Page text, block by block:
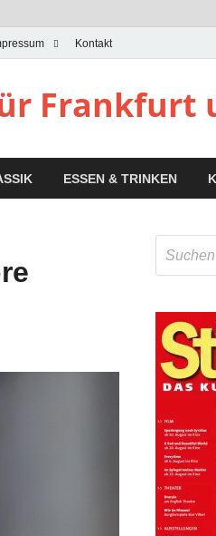
Kontakt
Frankfurt
ESSEN & TRINKEN